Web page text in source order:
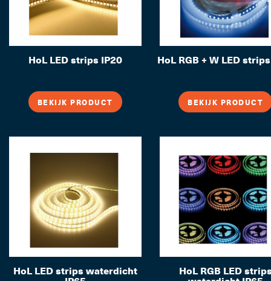
HoL LED strips IP20
BEKIJK PRODUCT
HoL RGB + W LED
BEKIJK PRODUCT
HoL LED strips waterdicht
HoL RGB LED